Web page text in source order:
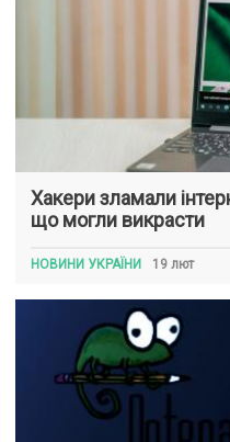
Хакери зламали
що могли викрасти
НОВИНИ УКРАЇНИ 19 лют